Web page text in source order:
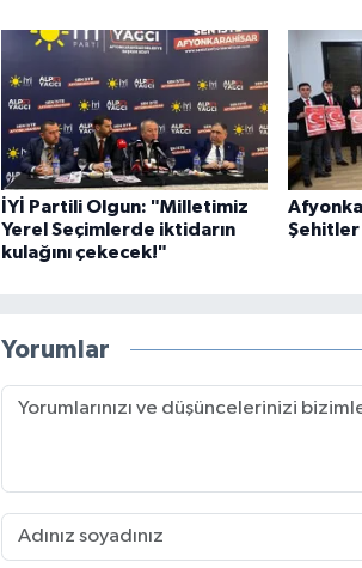
İYİ Partili Olgun: "Milletimiz
Yerel Seçimlerde iktidarın
kulağını çekecek!"
Şehitler
Yorumlar